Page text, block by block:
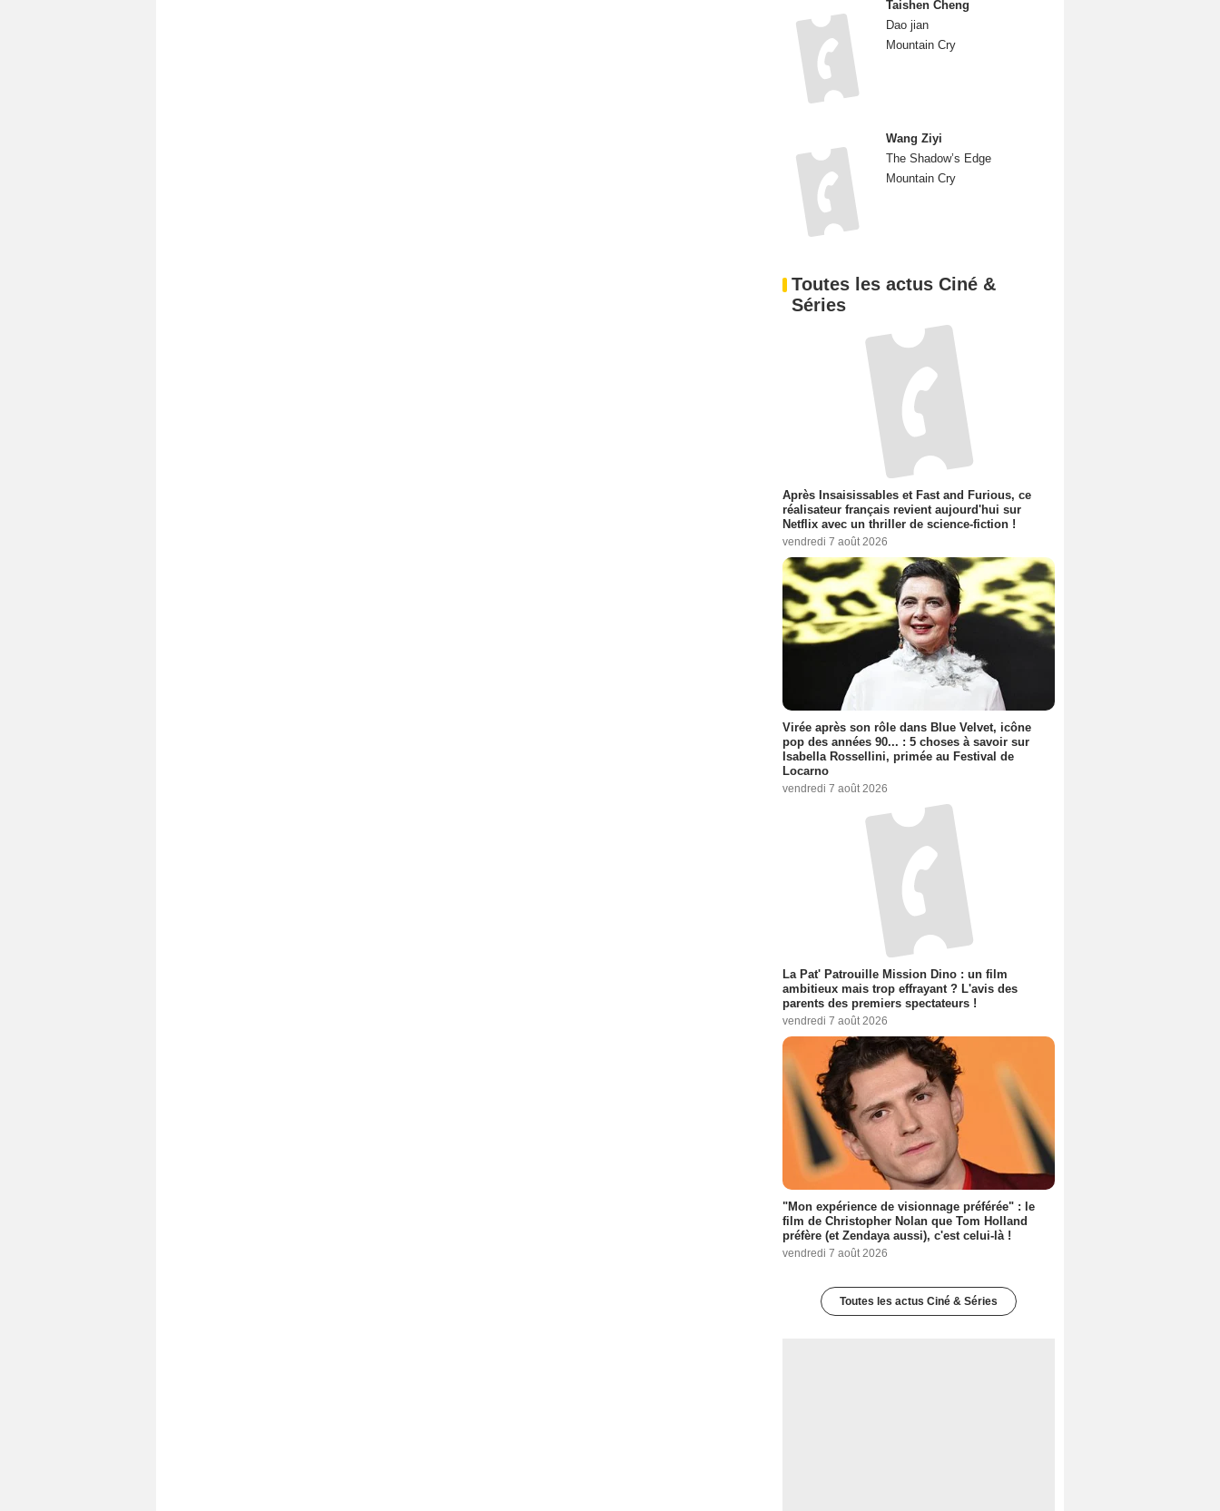
Taishen Cheng
Dao jian
Mountain Cry
Wang Ziyi
The Shadow’s Edge
Mountain Cry
Toutes les actus Ciné &
Séries
Après Insaisissables et Fast and Furious, ce
réalisateur français revient aujourd'hui sur
Netflix avec un thriller de science-fiction !
vendredi 7 août 2026
Virée après son rôle dans Blue Velvet, icône
pop des années 90... : 5 choses à savoir sur
Isabella Rossellini, primée au Festival de
Locarno
vendredi 7 août 2026
La Pat' Patrouille Mission Dino : un film
ambitieux mais trop effrayant ? L'avis des
parents des premiers spectateurs !
vendredi 7 août 2026
"Mon expérience de visionnage préférée" : le
film de Christopher Nolan que Tom Holland
préfère (et Zendaya aussi), c'est celui-là !
vendredi 7 août 2026
Toutes les actus Ciné & Séries